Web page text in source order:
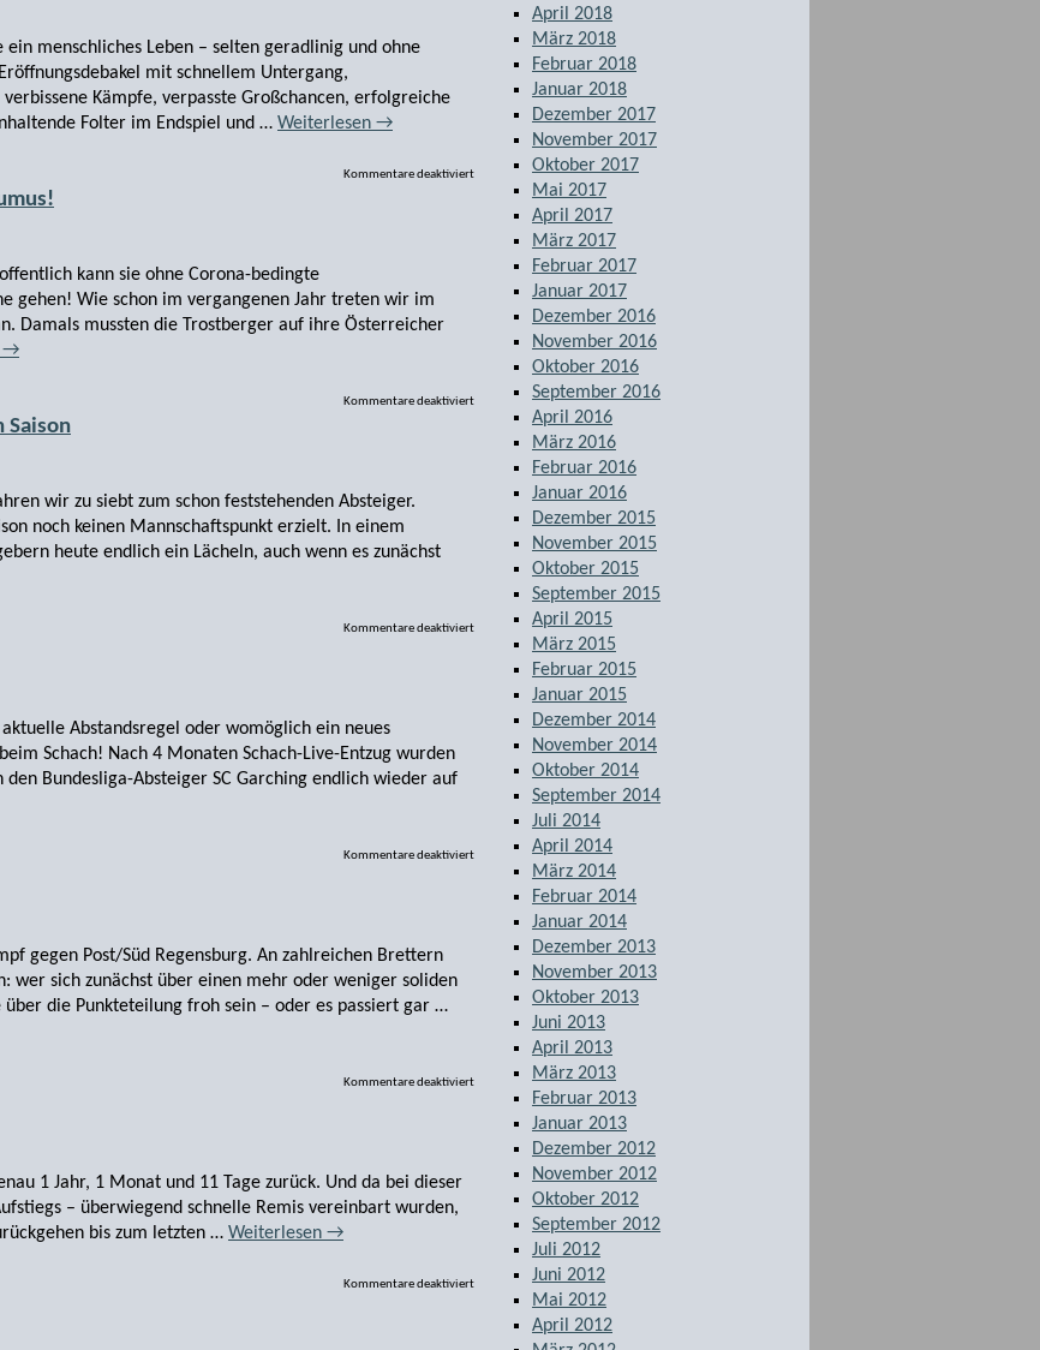
menschliches Leben – selten geradlinig und ohne
mit schnellem Untergang,
Kämpfe, verpasste Großchancen, erfolgreiche
Folter im Endspiel und … Weiterlesen →
Kommentare deaktiviert
kann sie ohne Corona-bedingte
gehen! Wie schon im vergangenen Jahr treten wir im
Damals mussten die Trostberger auf ihre Österreicher
→
Kommentare deaktiviert
Saison
wir zu siebt zum schon feststehenden Absteiger.
noch keinen Mannschaftspunkt erzielt. In einem
heute endlich ein Lächeln, auch wenn es zunächst
Kommentare deaktiviert
Abstandsregel oder womöglich ein neues
Schach! Nach 4 Monaten Schach-Live-Entzug wurden
Bundesliga-Absteiger SC Garching endlich wieder auf
Kommentare deaktiviert
gegen Post/Süd Regensburg. An zahlreichen Brettern
wer sich zunächst über einen mehr oder weniger soliden
die Punkteteilung froh sein – oder es passiert gar …
Kommentare deaktiviert
1 Jahr, 1 Monat und 11 Tage zurück. Und da bei dieser
– überwiegend schnelle Remis vereinbart wurden,
bis zum letzten … Weiterlesen →
Kommentare deaktiviert
April 2018
März 2018
Februar 2018
Januar 2018
Dezember 2017
November 2017
Oktober 2017
Mai 2017
April 2017
März 2017
Februar 2017
Januar 2017
Dezember 2016
November 2016
Oktober 2016
September 2016
April 2016
März 2016
Februar 2016
Januar 2016
Dezember 2015
November 2015
Oktober 2015
September 2015
April 2015
März 2015
Februar 2015
Januar 2015
Dezember 2014
November 2014
Oktober 2014
September 2014
Juli 2014
April 2014
März 2014
Februar 2014
Januar 2014
Dezember 2013
November 2013
Oktober 2013
Juni 2013
April 2013
März 2013
Februar 2013
Januar 2013
Dezember 2012
November 2012
Oktober 2012
September 2012
Juli 2012
Juni 2012
Mai 2012
April 2012